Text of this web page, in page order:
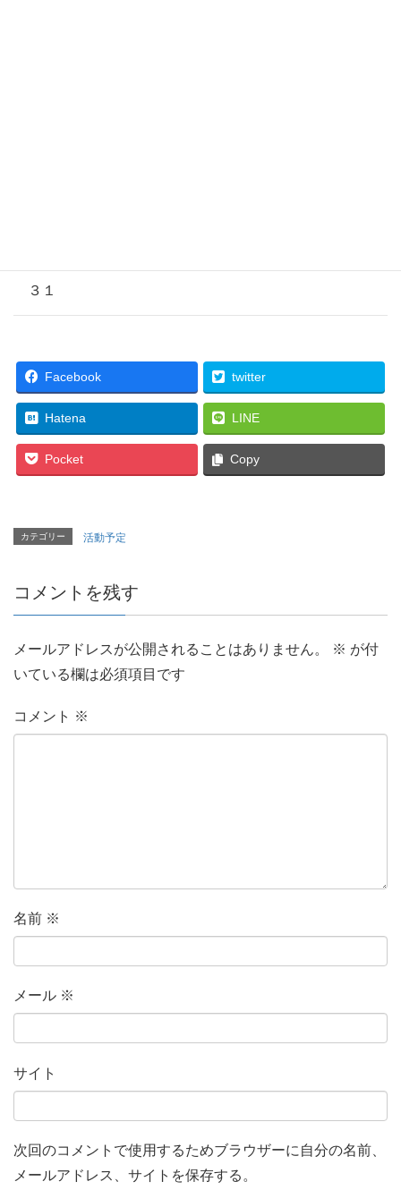
３１
Facebook twitter
Hatena LINE
Pocket Copy
カテゴリー 活動予定
コメントを残す
メールアドレスが公開されることはありません。 ※ が付
いている欄は必須項目です
コメント ※
名前 ※
メール ※
サイト
次回のコメントで使用するためブラウザーに自分の名前、
メールアドレス、サイトを保存する。